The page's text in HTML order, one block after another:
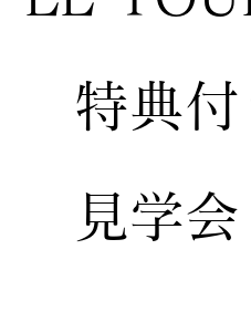
特典
見学会